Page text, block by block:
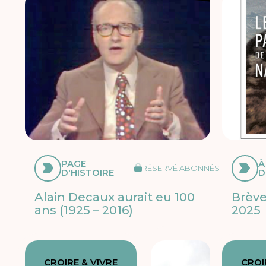
PAGE
D'HISTOIRE RÉSERVÉ ABONNÉS
Alain Decaux aurait eu 100
ans (1925 – 2016)
À
2025
CROIRE & VIVRE